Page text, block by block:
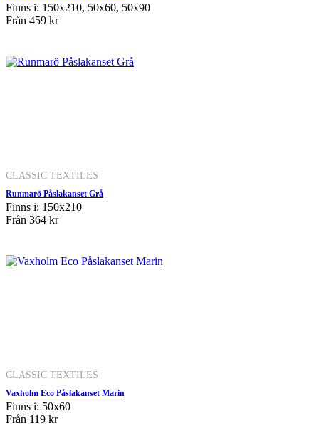
Finns i: 150x210, 50x60, 50x90
Från 459 kr
CLASSIC TEXTILES
Runmarö Påslakanset Grå
Finns i: 150x210
Från 364 kr
CLASSIC TEXTILES
Vaxholm Eco Påslakanset Marin
Finns i: 50x60
Från 119 kr